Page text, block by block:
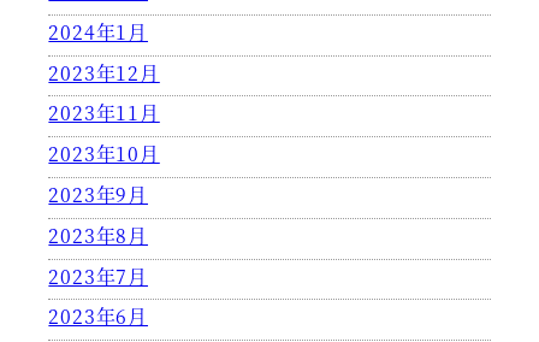
2024年1月
2023年12月
2023年11月
2023年10月
2023年9月
2023年8月
2023年7月
2023年6月